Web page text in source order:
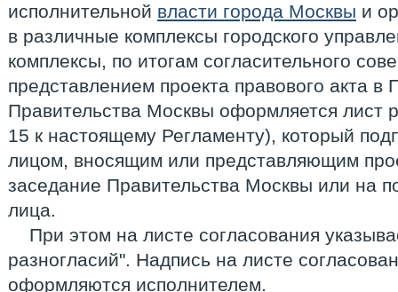
исполнительной власти города Москвы и
в различные комплексы городского
комплексы, по итогам согласительного
представлением проекта правового акта в
Правительства Москвы оформляется лист
15 к настоящему Регламенту), который
лицом, вносящим или представляющим
заседание Правительства Москвы или на
лица.
При этом на листе согласования
разногласий". Надпись на листе
оформляются исполнителем.